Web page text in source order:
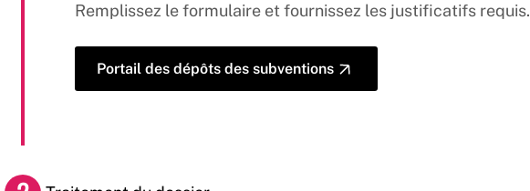
Remplissez le formulaire et fournissez les justificatifs requis.
Portail des dépôts des subventions